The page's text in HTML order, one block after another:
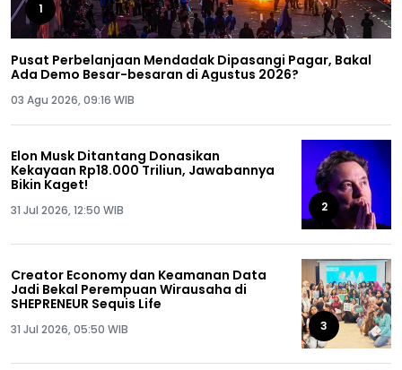
1
Pusat Perbelanjaan Mendadak Dipasangi Pagar, Bakal
Ada Demo Besar-besaran di Agustus 2026?
03 Agu 2026, 09:16 WIB
Elon Musk Ditantang Donasikan
Kekayaan Rp18.000 Triliun, Jawabannya
Bikin Kaget!
31 Jul 2026, 12:50 WIB 2
Creator Economy dan Keamanan Data
Jadi Bekal Perempuan Wirausaha di
SHEPRENEUR Sequis Life
31 Jul 2026, 05:50 WIB 3